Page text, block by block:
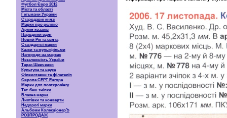
Футбол Євро 2012
Міста та області
Гетьмани України
Стародавні князі
Марки про релігію
Армія козаків
Народний одяг
Новий Рік та свята
Стандартні марки
Казки та мультфільми
Нагороди на марках
Незалежність України
Тарас Шевченко
Культура та наука
Філвиставки та філателія
Європа CEPT Europa
Марки для посткросінгу
Тет-беш зчіпки
Власна марка
Листівки та конверти
Недорогі марки
Альбоми КолекціонерЪ
РОЗПРОДАЖ